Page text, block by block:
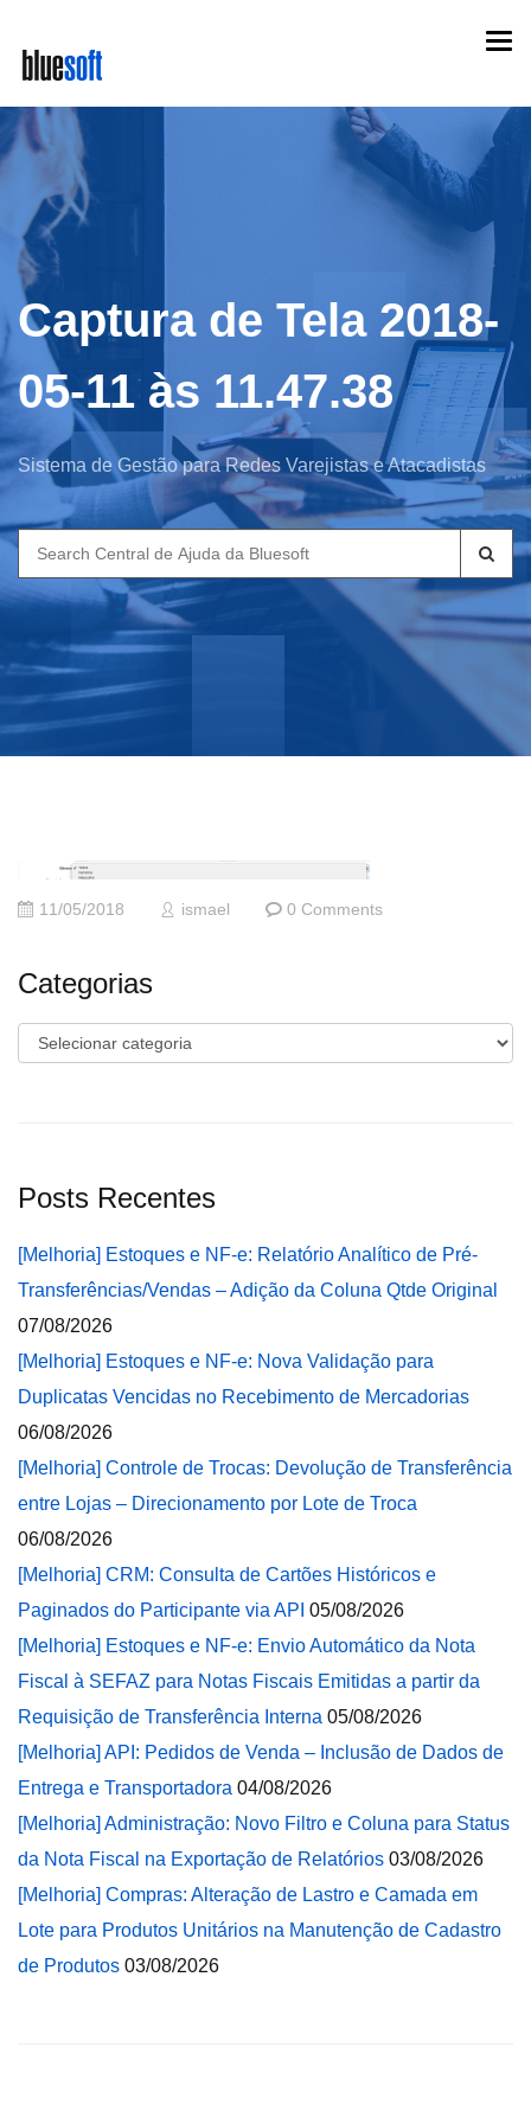
main
content
Captura de Tela 2018-
05-11 às 11.47.38
Sistema de Gestão para Redes Varejistas e Atacadistas
Search
for:
11/05/2018 ismael 0 Comments
Categorias
Categorias
Posts Recentes
[Melhoria] Estoques e NF-e: Relatório Analítico de Pré-
Transferências/Vendas – Adição da Coluna Qtde Original
07/08/2026
[Melhoria] Estoques e NF-e: Nova Validação para
Duplicatas Vencidas no Recebimento de Mercadorias
06/08/2026
[Melhoria] Controle de Trocas: Devolução de Transferência
entre Lojas – Direcionamento por Lote de Troca
06/08/2026
[Melhoria] CRM: Consulta de Cartões Históricos e
Paginados do Participante via API 05/08/2026
[Melhoria] Estoques e NF-e: Envio Automático da Nota
Fiscal à SEFAZ para Notas Fiscais Emitidas a partir da
Requisição de Transferência Interna 05/08/2026
[Melhoria] API: Pedidos de Venda – Inclusão de Dados de
Entrega e Transportadora 04/08/2026
[Melhoria] Administração: Novo Filtro e Coluna para Status
da Nota Fiscal na Exportação de Relatórios 03/08/2026
[Melhoria] Compras: Alteração de Lastro e Camada em
Lote para Produtos Unitários na Manutenção de Cadastro
de Produtos 03/08/2026